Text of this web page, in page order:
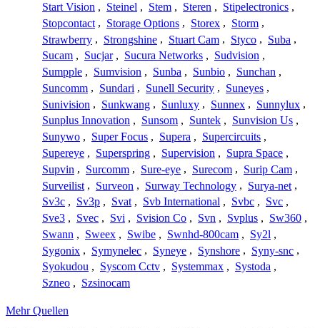
Start Vision , Steinel , Stem , Steren , Stipelectronics ,
Stopcontact , Storage Options , Storex , Storm ,
Strawberry , Strongshine , Stuart Cam , Styco , Suba ,
Sucam , Sucjar , Sucura Networks , Sudvision ,
Sumpple , Sumvision , Sunba , Sunbio , Sunchan ,
Suncomm , Sundari , Sunell Security , Suneyes ,
Sunivision , Sunkwang , Sunluxy , Sunnex , Sunnylux ,
Sunplus Innovation , Sunsom , Suntek , Sunvision Us ,
Sunywo , Super Focus , Supera , Supercircuits ,
Supereye , Superspring , Supervision , Supra Space ,
Supvin , Surcomm , Sure-eye , Surecom , Surip Cam ,
Surveilist , Surveon , Surway Technology , Surya-net ,
Sv3c , Sv3p , Svat , Svb International , Svbc , Svc ,
Sve3 , Svec , Svi , Svision Co , Svn , Svplus , Sw360 ,
Swann , Sweex , Swibe , Swnhd-800cam , Sy2l ,
Sygonix , Symynelec , Syneye , Synshore , Syny-snc ,
Syokudou , Syscom Cctv , Systemmax , Systoda ,
Szneo , Szsinocam
Mehr Quellen